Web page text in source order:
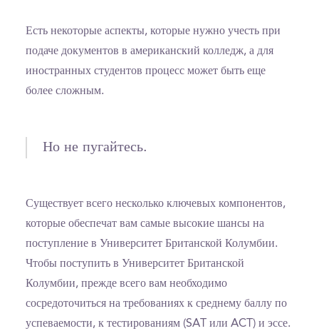
Есть некоторые аспекты, которые нужно учесть при
подаче документов в американский колледж, а для
иностранных студентов процесс может быть еще
более сложным.
Но не пугайтесь.
Существует всего несколько ключевых компонентов,
которые обеспечат вам самые высокие шансы на
поступление в Университет Британской Колумбии.
Чтобы поступить в Университет Британской
Колумбии, прежде всего вам необходимо
сосредоточиться на требованиях к среднему баллу по
успеваемости, к тестированиям (SAT или ACT) и эссе.